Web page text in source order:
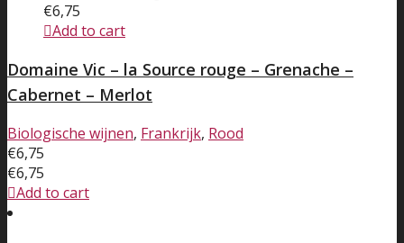
€6,75
Add to cart
Domaine Vic – la Source rouge – Grenache –
Cabernet – Merlot
Biologische wijnen, Frankrijk, Rood
€6,75
€6,75
Add to cart